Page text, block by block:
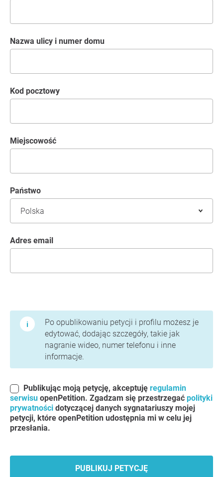
Nazwa ulicy i numer domu
kod pocztowy
Miejscowość
Państwo
Adres email
Po opublikowaniu petycji i profilu możesz je
edytować, dodając szczegóły, takie jak
nagranie wideo, numer telefonu i inne
informacje.
Publikując moją petycję, akceptuję regulamin
serwisu openPetition. Zgadzam się przestrzegać polityki
prywatności dotyczącej danych sygnatariuszy mojej
petycji, które openPetition udostępnia mi w celu jej
przesłania.
PUBLIKUJ PETYCJĘ